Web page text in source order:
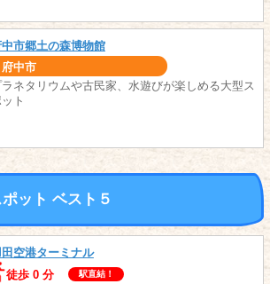
中市郷土の森博物館
府中市
ラネタリウムや古民家、水遊びが楽しめる大型ス
ト
ット ベスト５
空港ターミナル
徒歩 0 分
駅直結！